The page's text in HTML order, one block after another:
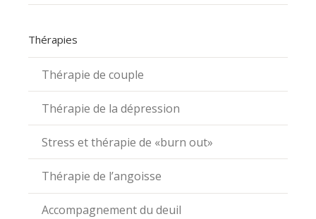
Thérapies
Thérapie de couple
Thérapie de la dépression
Stress et thérapie de «burn out»
Thérapie de l’angoisse
Accompagnement du deuil